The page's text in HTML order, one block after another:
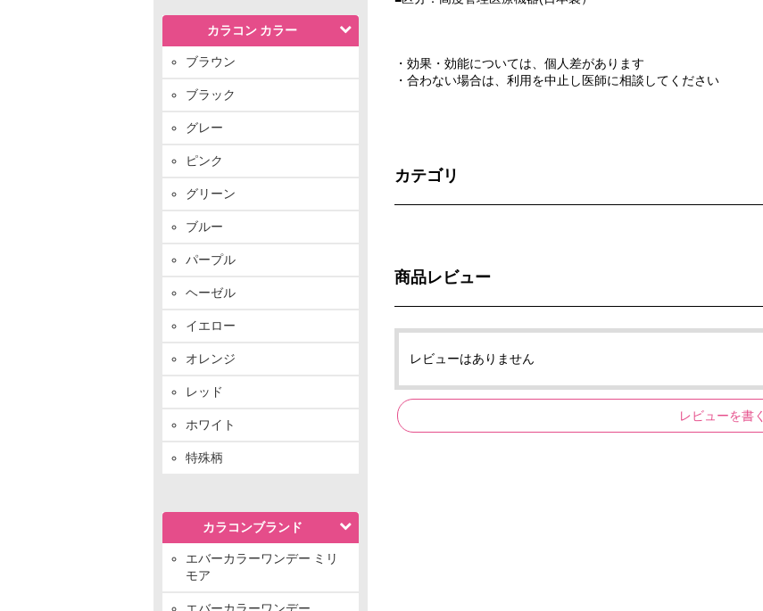
カラコン カラー
ブラウン
ブラック
グレー
ピンク
グリーン
ブルー
パープル
ヘーゼル
イエロー
オレンジ
レッド
ホワイト
特殊柄
カラコンブランド
エバーカラーワンデー ミリ
モア
エバーカラーワンデー
・効果・効能については、個人差があります
・合わない場合は、利用を中止し医師に相談してください
カテゴリ
商品レビュー
レビューはありません
レビューを書く